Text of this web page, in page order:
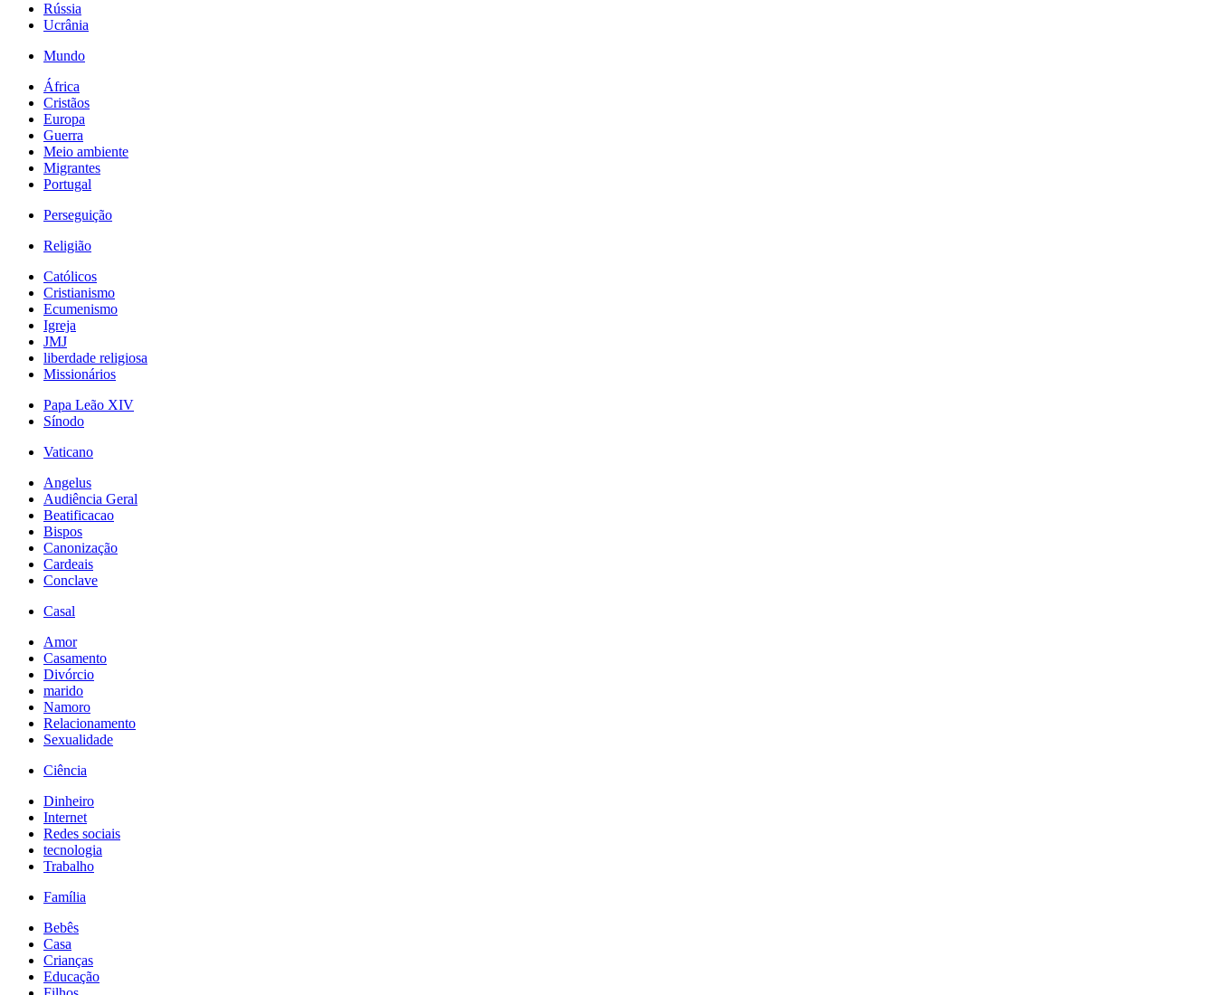
Rússia
Ucrânia
Mundo
África
Cristãos
Europa
Guerra
Meio ambiente
Migrantes
Portugal
Perseguição
Religião
Católicos
Cristianismo
Ecumenismo
Igreja
JMJ
liberdade religiosa
Missionários
Papa Leão XIV
Sínodo
Vaticano
Angelus
Audiência Geral
Beatificacao
Bispos
Canonização
Cardeais
Conclave
Casal
Amor
Casamento
Divórcio
marido
Namoro
Relacionamento
Sexualidade
Ciência
Dinheiro
Internet
Redes sociais
tecnologia
Trabalho
Família
Bebês
Casa
Crianças
Educação